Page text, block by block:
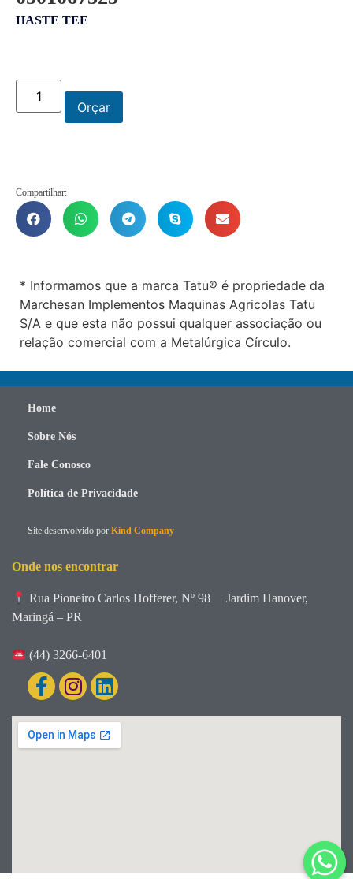
HASTE TEE
Orçar
Compartilhar:
* Informamos que a marca Tatu® é propriedade da
Marchesan Implementos Maquinas Agricolas Tatu
S/A e que esta não possui qualquer associação ou
relação comercial com a Metalúrgica Círculo.
Home
Sobre Nós
Fale Conosco
Política de Privacidade
Site desenvolvido por Kind Company
Onde nos encontrar
Rua Pioneiro Carlos Hofferer, Nº 98
Jardim Hanover,
Maringá – PR
(44) 3266-6401